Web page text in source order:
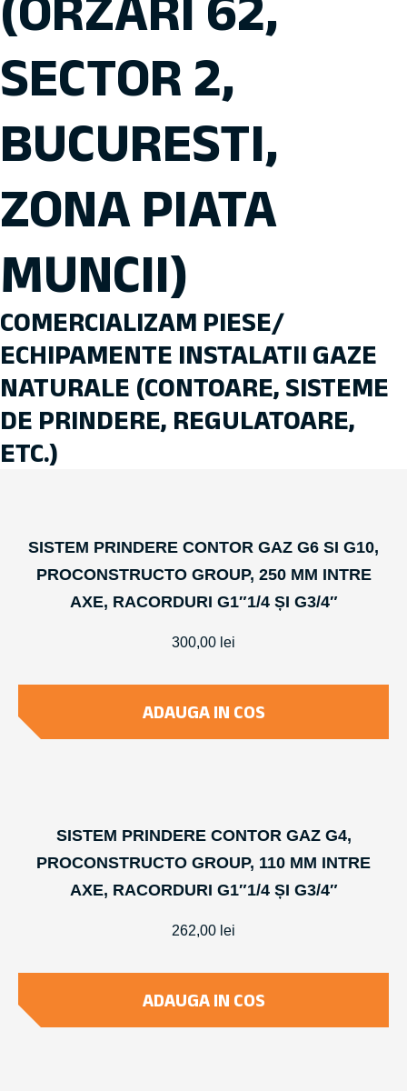
SECTOR 2,
BUCURESTI,
ZONA PIATA
MUNCII)
COMERCIALIZAM PIESE/
ECHIPAMENTE INSTALATII GAZE
NATURALE (CONTOARE, SISTEME
DE PRINDERE, REGULATOARE,
ETC.)
SISTEM PRINDERE CONTOR GAZ G6 SI G10,
PROCONSTRUCTO GROUP, 250 MM INTRE
AXE, RACORDURI G1″1/4 ȘI G3/4″
300,00 lei
ADAUGA IN COS
SISTEM PRINDERE CONTOR GAZ G4,
PROCONSTRUCTO GROUP, 110 MM INTRE
AXE, RACORDURI G1″1/4 ȘI G3/4″
262,00 lei
ADAUGA IN COS